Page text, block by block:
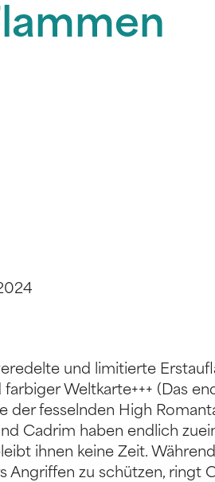
und limitierte
Weltkarte+++ (Das
der fesselnden High
Cadrim haben endlich
ihnen keine Zeit.
Angriffen zu schützen, ringt